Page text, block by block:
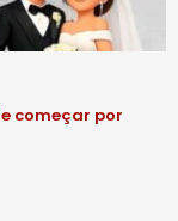
começar por